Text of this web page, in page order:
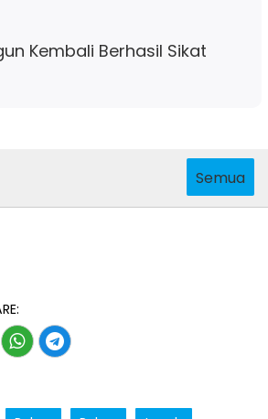
Kembali Berhasil Sikat
Semua